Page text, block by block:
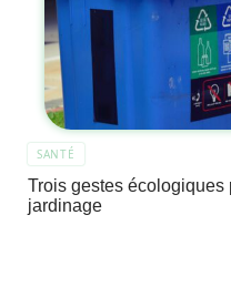
SANTÉ
Trois gestes écologiques
jardinage